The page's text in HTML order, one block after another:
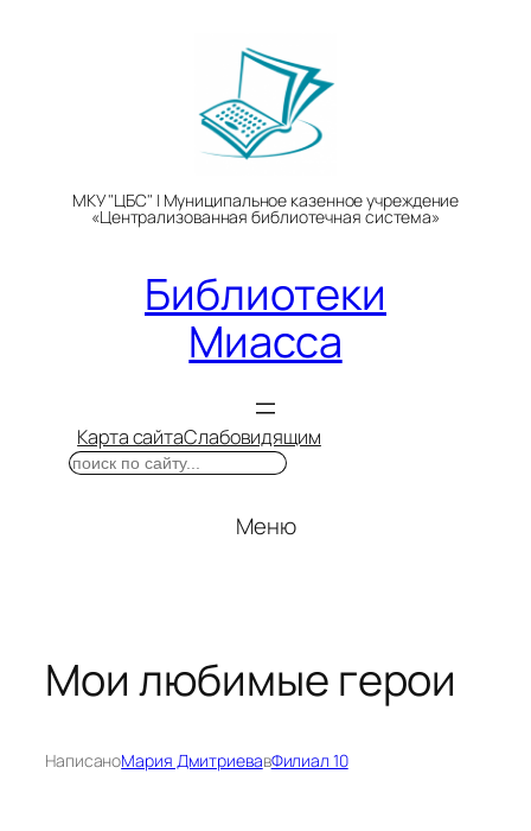
МКУ "ЦБС" | Муниципальное казенное учреждение
«Централизованная библиотечная система»
Библиотеки
Миасса
Карта сайтаСлабовидящим
Поиск
Меню
Мои любимые герои
НаписаноМария ДмитриевавФилиал 10